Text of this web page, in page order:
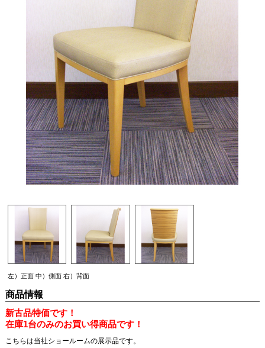
左）正面 中）側面 右）背面
商品情報
新古品特価です！
在庫1台のみのお買い得商品です！
こちらは当社ショールームの展示品です。